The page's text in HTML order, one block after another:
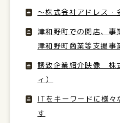
〜株式会社アドレス・
津和野町での開店、事
津和野町商業等支援事
誘致企業紹介映像 株
ィ）
ITをキーワードに様々
す